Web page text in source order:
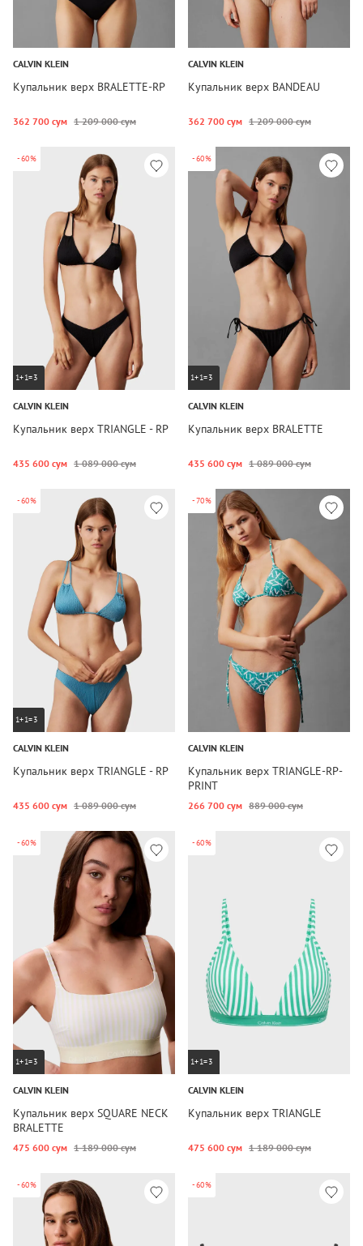
CALVIN KLEIN
Купальник верх BRALETTE-RP
362 700 сум 1 209 000 сум
CALVIN KLEIN
Купальник верх BANDEAU
362 700 сум 1 209 000 сум
-60%
1+1=3
CALVIN KLEIN
Купальник верх TRIANGLE - RP
435 600 сум 1 089 000 сум
-60%
1+1=3
CALVIN KLEIN
Купальник верх BRALETTE
435 600 сум 1 089 000 сум
-60%
1+1=3
CALVIN KLEIN
Купальник верх TRIANGLE - RP
435 600 сум 1 089 000 сум
-70%
CALVIN KLEIN
Купальник верх TRIANGLE-RP-
PRINT
266 700 сум 889 000 сум
-60%
1+1=3
CALVIN KLEIN
Купальник верх SQUARE NECK
BRALETTE
475 600 сум 1 189 000 сум
-60%
1+1=3
CALVIN KLEIN
Купальник верх TRIANGLE
475 600 сум 1 189 000 сум
-60% -60%